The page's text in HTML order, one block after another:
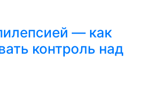
— как
контроль над